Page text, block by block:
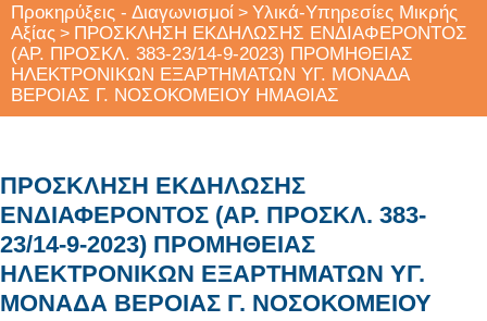
Προκηρύξεις - Διαγωνισμοί > Υλικά-Υπηρεσίες Μικρής
Αξίας > ΠΡΟΣΚΛΗΣΗ ΕΚΔΗΛΩΣΗΣ ΕΝΔΙΑΦΕΡΟΝΤΟΣ
(ΑΡ. ΠΡΟΣΚΛ. 383-23/14-9-2023) ΠΡΟΜΗΘΕΙΑΣ
ΗΛΕΚΤΡΟΝΙΚΩΝ ΕΞΑΡΤΗΜΑΤΩΝ ΥΓ. ΜΟΝΑΔΑ
ΒΕΡΟΙΑΣ Γ. ΝΟΣΟΚΟΜΕΙΟΥ ΗΜΑΘΙΑΣ
ΠΡΟΣΚΛΗΣΗ ΕΚΔΗΛΩΣΗΣ
ΕΝΔΙΑΦΕΡΟΝΤΟΣ (ΑΡ. ΠΡΟΣΚΛ. 383-
23/14-9-2023) ΠΡΟΜΗΘΕΙΑΣ
ΗΛΕΚΤΡΟΝΙΚΩΝ ΕΞΑΡΤΗΜΑΤΩΝ ΥΓ.
ΜΟΝΑΔΑ ΒΕΡΟΙΑΣ Γ. ΝΟΣΟΚΟΜΕΙΟΥ